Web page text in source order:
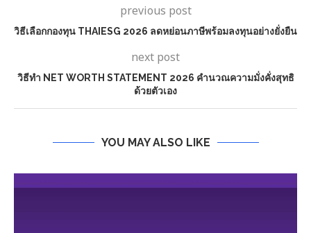
previous post
วิธีเลือกกองทุน THAIESG 2026 ลดหย่อนภาษีพร้อมลงทุนอย่างยั่งยืน
next post
วิธีทำ NET WORTH STATEMENT 2026 คำนวณความมั่งคั่งสุทธิ
ด้วยตัวเอง
YOU MAY ALSO LIKE